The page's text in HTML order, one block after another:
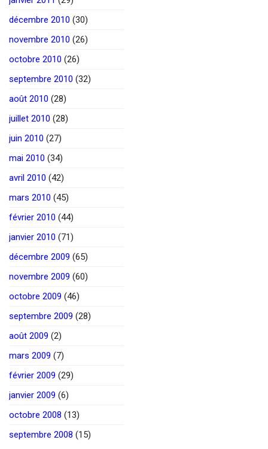
décembre 2010 (30)
novembre 2010 (26)
octobre 2010 (26)
septembre 2010 (32)
août 2010 (28)
juillet 2010 (28)
juin 2010 (27)
mai 2010 (34)
avril 2010 (42)
mars 2010 (45)
février 2010 (44)
janvier 2010 (71)
décembre 2009 (65)
novembre 2009 (60)
octobre 2009 (46)
septembre 2009 (28)
août 2009 (2)
mars 2009 (7)
février 2009 (29)
janvier 2009 (6)
octobre 2008 (13)
septembre 2008 (15)